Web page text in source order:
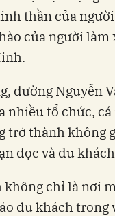
thần của
của người
đường Nguyễn
nhiều tổ chức,
trở thành không
đọc và du
chỉ là nơi
du khách trong